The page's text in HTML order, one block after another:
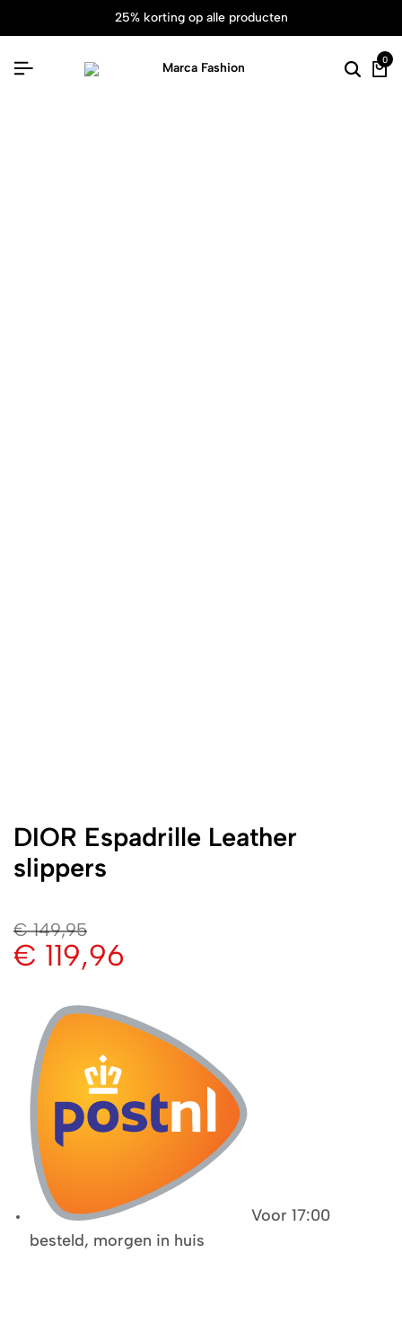
25% korting op alle producten
0
DIOR Espadrille Leather
slippers
€149,95
€ 119,96
Voor 17:00
besteld, morgen in huis